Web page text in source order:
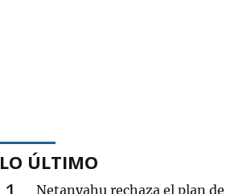
LO ÚLTIMO
Netanyahu rechaza el plan de